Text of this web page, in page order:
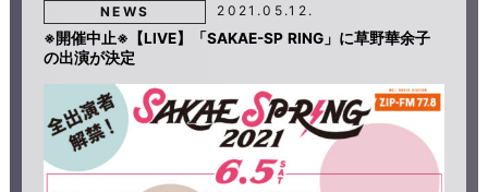
NEWS 2021.05.12.
※開催中止※【LIVE】「SAKAE-SP RING」に草野華余子
の出演が決定